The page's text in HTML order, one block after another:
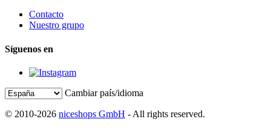
Contacto
Nuestro grupo
Síguenos en
Cambiar país/idioma
© 2010-2026 niceshops GmbH - All rights reserved.